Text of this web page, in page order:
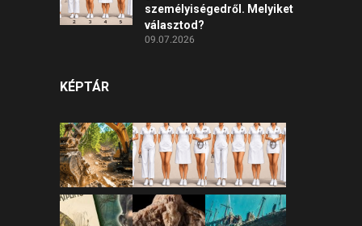
személyiségedről. Melyiket
választod?
09.07.2026
KÉPTÁR